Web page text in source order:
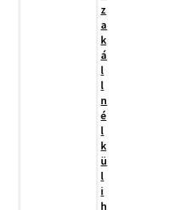
z
a
k
á
l
l
n
é
l
k
ü
l
i
h